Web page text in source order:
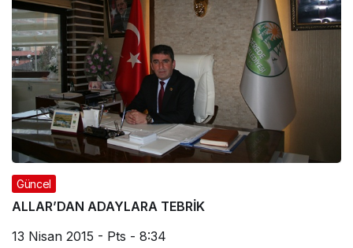
Güncel
ALLAR’DAN ADAYLARA TEBRİK
13 Nisan 2015 - Pts - 8:34